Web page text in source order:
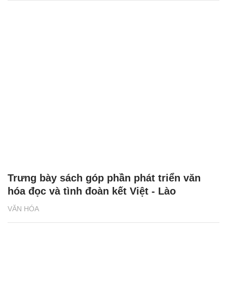
VĂN HÓA
Trưng bày sách góp phần phát triển văn
hóa đọc và tình đoàn kết Việt - Lào